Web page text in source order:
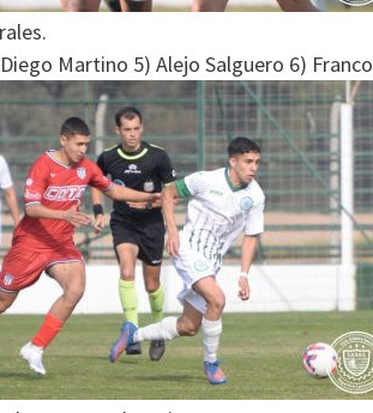
Martino 5) Alejo Salguero 6) Franco